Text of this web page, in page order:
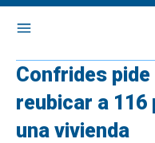
Confrides
reubicar a
una vivienda